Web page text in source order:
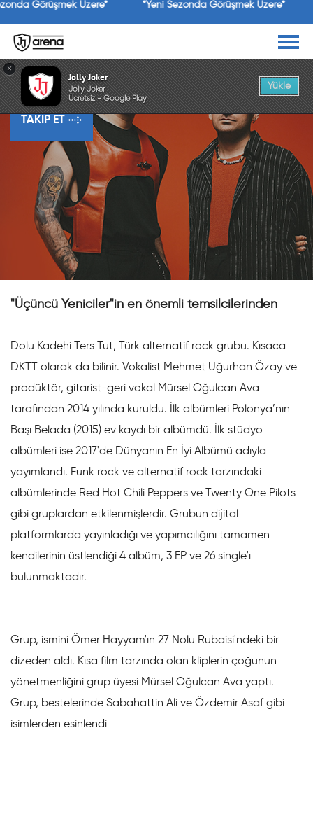
Görüşmek Üzere* *Yeni Sezonda Görüşmek Üzere*
Dolu Kadehi Ters Tut
TAKIP ET
"Üçüncü Yeniciler"in en önemli temsilcilerinden
Dolu Kadehi Ters Tut, Türk alternatif rock grubu. Kısaca
DKTT olarak da bilinir. Vokalist Mehmet Uğurhan Özay ve
prodüktör, gitarist-geri vokal Mürsel Oğulcan Ava
tarafından 2014 yılında kuruldu. İlk albümleri Polonya’nın
Başı Belada (2015) ev kaydı bir albümdü. İlk stüdyo
albümleri ise 2017'de Dünyanın En İyi Albümü adıyla
yayımlandı. Funk rock ve alternatif rock tarzındaki
albümlerinde Red Hot Chili Peppers ve Twenty One Pilots
gibi gruplardan etkilenmişlerdir. Grubun dijital
platformlarda yayınladığı ve yapımcılığını tamamen
kendilerinin üstlendiği 4 albüm, 3 EP ve 26 single'ı
bulunmaktadır.
Grup, ismini Ömer Hayyam'ın 27 Nolu Rubaisi'ndeki bir
dizeden aldı. Kısa film tarzında olan kliplerin çoğunun
yönetmenliğini grup üyesi Mürsel Oğulcan Ava yaptı.
Grup, bestelerinde Sabahattin Ali ve Özdemir Asaf gibi
isimlerden esinlendi
×
Jolly Joker
Jolly Joker
Ücretsiz - Google Play
Yükle